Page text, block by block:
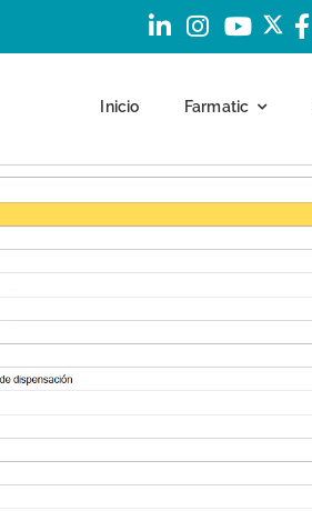
Inicio Farmatic